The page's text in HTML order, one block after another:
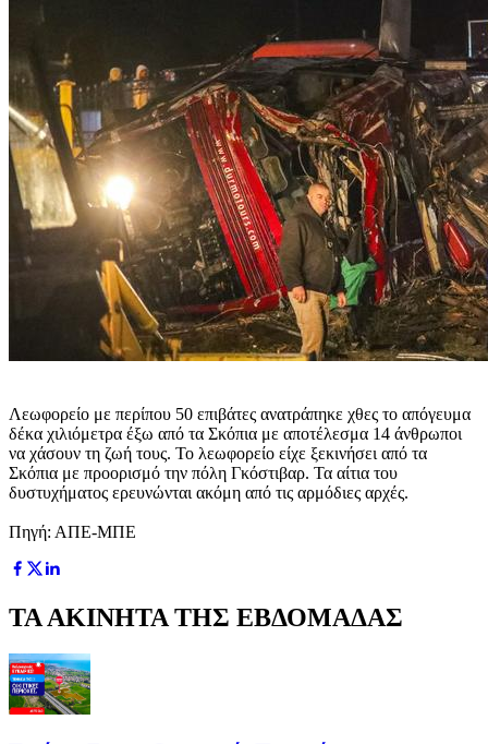
Λεωφορείο με περίπου 50 επιβάτες ανατράπηκε χθες το απόγευμα
δέκα χιλιόμετρα έξω από τα Σκόπια με αποτέλεσμα 14 άνθρωποι
να χάσουν τη ζωή τους. Το λεωφορείο είχε ξεκινήσει από τα
Σκόπια με προορισμό την πόλη Γκόστιβαρ. Τα αίτια του
δυστυχήματος ερευνώνται ακόμη από τις αρμόδιες αρχές.
Πηγή: ΑΠΕ-ΜΠΕ
ΤΑ ΑΚΙΝΗΤΑ ΤΗΣ ΕΒΔΟΜΑΔΑΣ